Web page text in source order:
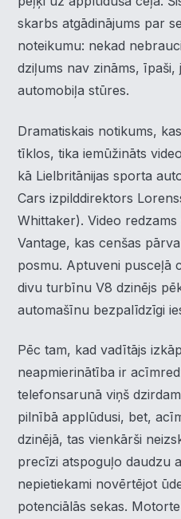
skarbs atgādinājums par
noteikumu: nekad
dziļums nav zināms, īpaši,
automobiļa stūres.
Dramatiskais notikums,
tīklos, tika iemūžināts
kā Lielbritānijas sporta
Cars izpilddirektors
Whittaker). Video
Vantage, kas cenšas
posmu. Aptuveni pusceļā
divu turbīnu V8 dzinējs
automašīnu bezpalīdzīgi
Pēc tam, kad vadītājs
neapmierinātība ir
telefonsarunā viņš
pilnībā applūdusi, bet,
dzinējā, tas vienkārši
precīzi atspoguļo daudzu
nepietiekami novērtējot
potenciālās sekas.